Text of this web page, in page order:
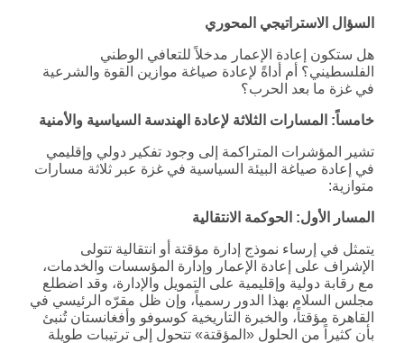
السؤال الاستراتيجي المحوري
هل ستكون إعادة الإعمار مدخلاً للتعافي الوطني
الفلسطيني؟ أم أداةً لإعادة صياغة موازين القوة والشرعية
في غزة ما بعد الحرب؟
خامساً: المسارات الثلاثة لإعادة الهندسة السياسية والأمنية
تشير المؤشرات المتراكمة إلى وجود تفكير دولي وإقليمي
في إعادة صياغة البيئة السياسية في غزة عبر ثلاثة مسارات
متوازية:
المسار الأول: الحوكمة الانتقالية
يتمثل في إرساء نموذج إدارة مؤقتة أو انتقالية تتولى
الإشراف على إعادة الإعمار وإدارة المؤسسات والخدمات،
مع رقابة دولية وإقليمية على التمويل والإدارة، وقد اضطلع
مجلس السلام بهذا الدور رسمياً، وإن ظل مقرّه الرئيسي في
القاهرة مؤقتاً، والخبرة التاريخية كوسوفو وأفغانستان تُنبئ
بأن كثيراً من الحلول «المؤقتة» تتحول إلى ترتيبات طويلة